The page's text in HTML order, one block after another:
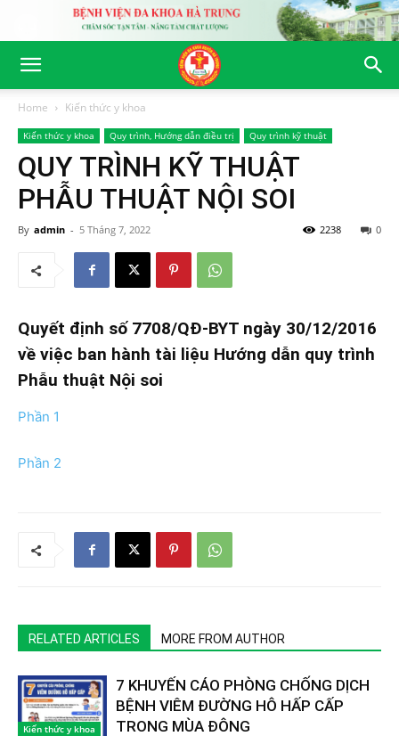
Home Kiến thức y khoa
Kiến thức y khoa Quy trình, Hướng dẫn điều trị Quy trình kỹ thuật
QUY TRÌNH KỸ THUẬT
PHẪU THUẬT NỘI SOI
By admin - 5 Tháng 7, 2022 0
2238
Quyết định số 7708/QĐ-BYT ngày 30/12/2016
về việc ban hành tài liệu Hướng dẫn quy trình
Phẫu thuật Nội soi
Phần 1
Phần 2
RELATED ARTICLES MORE FROM AUTHOR
Kiến thức y khoa
7 KHUYẾN CÁO PHÒNG CHỐNG DỊCH
BỆNH VIÊM ĐƯỜNG HÔ HẤP CẤP
TRONG MÙA ĐÔNG